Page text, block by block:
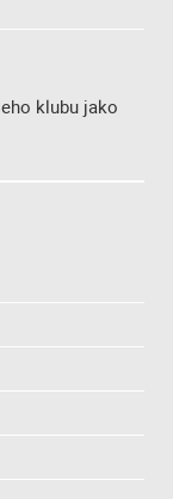
klubu jako